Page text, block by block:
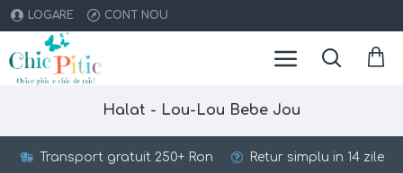
LOGARE CONT NOU
Halat - Lou-Lou Bebe Jou
Transport gratuit 250+ Ron Retur simplu in 14 zile